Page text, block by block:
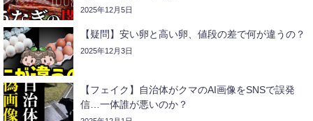
2025年12月5日
【疑問】安い卵と高い卵、値段の差で何が違うの？
2025年12月3日
【フェイク】自治体がクマのAI画像をSNSで誤発
信…一体誰が悪いのか？